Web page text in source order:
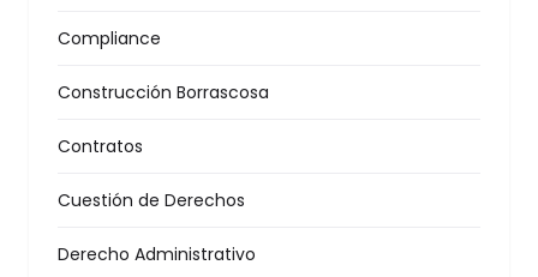
Compliance
Construcción Borrascosa
Contratos
Cuestión de Derechos
Derecho Administrativo